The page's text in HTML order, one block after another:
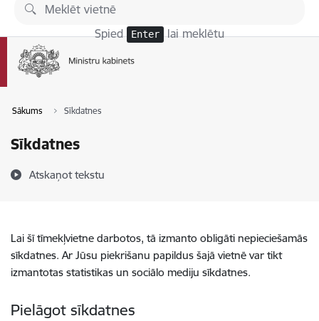
Pāriet uz lapas saturu
Spied Enter lai meklētu
Sākums Sīkdatnes
Sīkdatnes
Atskaņot tekstu
Lai šī tīmekļvietne darbotos, tā izmanto obligāti nepieciešamās
sīkdatnes. Ar Jūsu piekrišanu papildus šajā vietnē var tikt
izmantotas statistikas un sociālo mediju sīkdatnes.
Pielāgot sīkdatnes